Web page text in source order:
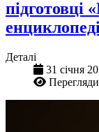
підготовці
Деталі
31 січня